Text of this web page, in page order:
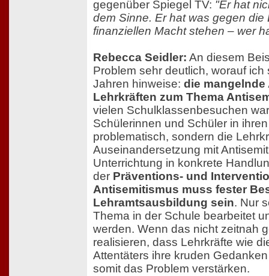
gegenüber Spiegel TV: "Er hat
dem Sinne. Er hat was gegen die
finanziellen Macht stehen – wer
Rebecca Seidler: An diesem
Problem sehr deutlich, worauf ich
Jahren hinweise: die
Lehrkräften zum Thema
vielen Schulklassenbesuchen
Schülerinnen und Schüler in
problematisch, sondern die
Auseinandersetzung mit
Unterrichtung in konkrete
der Präventions- und
Antisemitismus muss fester
Lehramtsausbildung sein. Nur
Thema in der Schule bearbeitet
werden. Wenn das nicht zeitnah
realisieren, dass Lehrkräfte wie
Attentäters ihre kruden
somit das Problem verstärken.